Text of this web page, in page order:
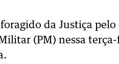
da Justiça
(PM) nessa